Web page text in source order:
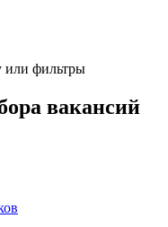
или фильтры
вакансий